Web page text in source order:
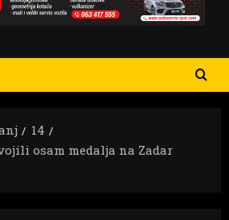
14
osam medalja na Zadar